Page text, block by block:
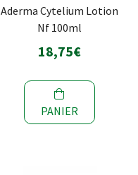
Aderma Cytelium Lotion
Nf 100ml
18,75€
PANIER